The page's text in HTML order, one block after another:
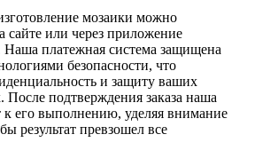
мозаики можно
сайте или через приложение
Наша платежная система защищена
безопасности, что
и защиту ваших
подтверждения заказа наша
к его выполнению, уделяя внимание
результат превзошел все